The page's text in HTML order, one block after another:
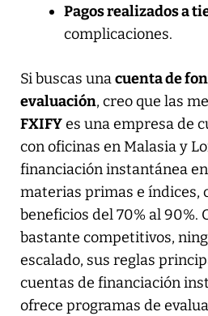
Pagos realizados a
complicaciones.
Si buscas unacuenta de
evaluación, creo que las
FXIFYes una empresa de
con oficinas en Malasia y
financiación instantánea en
materias primas e índices,
beneficios del 70% al 90%.
bastante competitivos,
escalado, sus reglas
cuentas de financiación
ofrece programas de